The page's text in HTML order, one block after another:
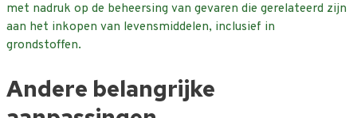
met nadruk op de beheersing van gevaren die gerelateerd zijn
aan het inkopen van levensmiddelen, inclusief in
grondstoffen.
Andere belangrijke